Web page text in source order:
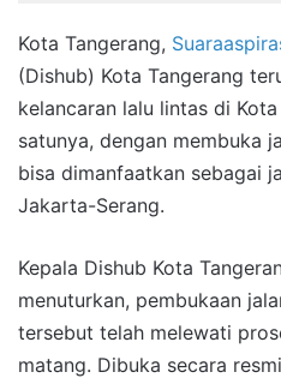
Kota Tangerang,
(Dishub) Kota Tangerang
kelancaran lalu lintas di
satunya, dengan membuka
bisa dimanfaatkan sebagai
Jakarta-Serang.
Kepala Dishub Kota
menuturkan, pembukaan
tersebut telah melewati
matang. Dibuka secara